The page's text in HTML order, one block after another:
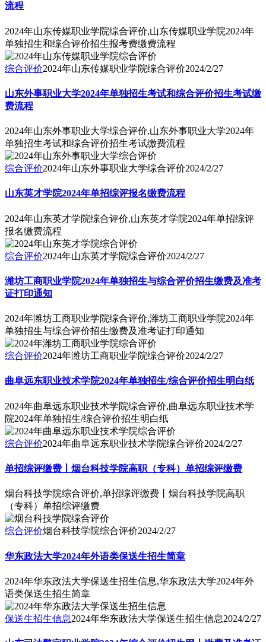
流程
2024年山东传媒职业学院综合评价,山东传媒职业学院2024年
单独招生和综合评价招生报考费缴费流程
综合评价2024年山东传媒职业学院综合评价2024/2/27
山东外事职业大学2024年单独招生考试和综合评价招生考试缴
费流程
2024年山东外事职业大学综合评价,山东外事职业大学2024年
单独招生考试和综合评价招生考试缴费流程
综合评价2024年山东外事职业大学综合评价2024/2/27
山东英才学院2024年单招综评报名缴费流程
2024年山东英才学院综合评价,山东英才学院2024年单招综评
报名缴费流程
综合评价2024年山东英才学院综合评价2024/2/27
潍坊工商职业学院2024年单独招生与综合评价招生缴费及准考
证打印通知
2024年潍坊工商职业学院综合评价,潍坊工商职业学院2024年
单独招生与综合评价招生缴费及准考证打印通知
综合评价2024年潍坊工商职业学院综合评价2024/2/27
曲阜远东职业技术学院2024年单独招生/综合评价招生明白纸
2024年曲阜远东职业技术学院综合评价,曲阜远东职业技术学
院2024年单独招生/综合评价招生明白纸
综合评价2024年曲阜远东职业技术学院综合评价2024/2/27
单招综评缴费丨烟台科技学院高职（专科）单招综评缴费
烟台科技学院综合评价,单招综评缴费丨烟台科技学院高职
（专科）单招综评缴费
综合评价烟台科技学院综合评价2024/2/27
华东政法大学2024年外语类保送生招生简章
2024年华东政法大学保送生招生信息,华东政法大学2024年外
语类保送生招生简章
保送生招生信息2024年华东政法大学保送生招生信息2024/2/27